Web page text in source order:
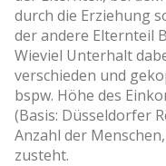
durch die Erziehung
der andere Elternteil
Wieviel Unterhalt
verschieden und
bspw. Höhe des
(Basis: Düsseldorfer
Anzahl der
zusteht.